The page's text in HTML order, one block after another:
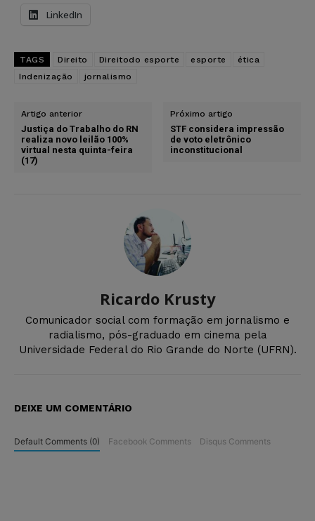
LinkedIn
TAGS Direito Direitodo esporte esporte
ética
Indenização
jornalismo
Artigo anterior
Justiça do Trabalho do RN
realiza novo leilão 100%
virtual nesta quinta-feira
(17)
Próximo artigo
STF considera impressão
de voto eletrônico
inconstitucional
Ricardo Krusty
Comunicador social com formação em jornalismo e
radialismo, pós-graduado em cinema pela
Universidade Federal do Rio Grande do Norte (UFRN).
DEIXE UM COMENTÁRIO
Default Comments (0) Facebook Comments Disqus Comments